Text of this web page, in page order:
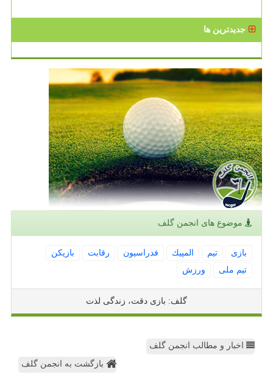
جدیدترین ها
موضوع های انجمن گلف
بازی تیم المپیك فدراسیون رقابت
بازیكن
تیم ملی
ورزش
گلف: بازی دقت، زندگی لذت
اخبار و مطالب انجمن گلف
بازگشت به انجمن گلف